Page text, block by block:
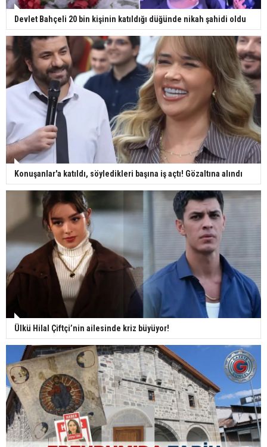
Devlet Bahçeli 20 bin kişinin katıldığı düğünde nikah şahidi oldu
Konuşanlar'a katıldı, söyledikleri başına iş açtı! Gözaltına alındı
Ülkü Hilal Çiftçi’nin ailesinde kriz büyüyor!